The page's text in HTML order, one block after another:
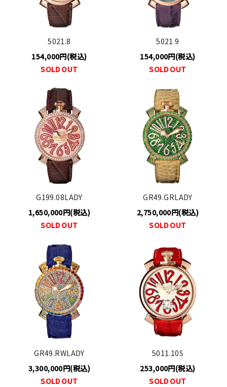
5021.8
154,000円(税込)
SOLD OUT
5021.9
154,000円(税込)
SOLD OUT
G199.08LADY
1,650,000円(税込)
SOLD OUT
GR49.GRLADY
2,750,000円(税込)
SOLD OUT
GR49.RWLADY
3,300,000円(税込)
SOLD OUT
5011.10S
253,000円(税込)
SOLD OUT